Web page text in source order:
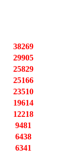
38269
29905
25829
25166
23510
19614
12218
9481
6438
6341